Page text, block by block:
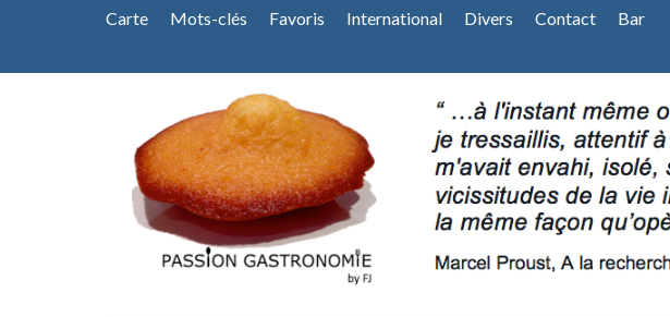
Carte Mots-clés Favoris International Divers Contact Bar